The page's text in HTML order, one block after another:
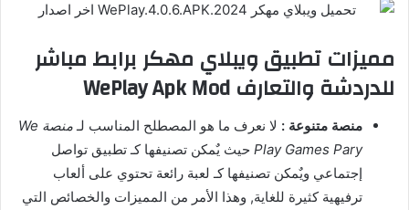
مميزات تطبيق ويبلاي مهكر برابط مباشر
للدردشة والتعارف WePlay Apk Mod
منصة متنوعة : لا نعرف ما هو المصطلح المناسب لـ
منصة We
Play Games Pary حيث يٌمكن تصنيفها كـ تطبيق تواصل
إجتماعي ويٌمكن تصنيفها كـ لعبة رائعة تحتوي على ألعاب
ترفيهية كثيرة للغاية, وهذا الأمر من المميزات والخصائص التي